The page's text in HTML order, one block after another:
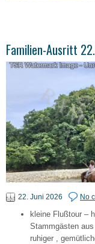
Familien-Ausritt
22. Juni 2026 No
kleine Flußtour –
Stammgästen
ruhiger ,